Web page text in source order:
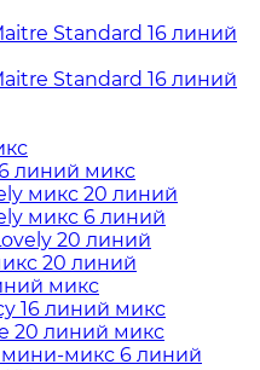
Standard 16 линий
Standard 16 линий
линий микс
микс 20 линий
микс 6 линий
20 линий
20 линий
микс
16 линий микс
20 линий микс
микс 6 линий